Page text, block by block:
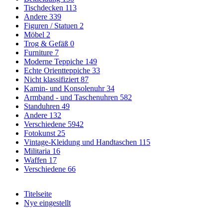
Tischdecken 113
Andere 339
Figuren / Statuen 2
Möbel 2
Trog & Gefäß 0
Furniture 7
Moderne Teppiche 149
Echte Orientteppiche 33
Nicht klassifiziert 87
Kamin- und Konsolenuhr34
Armband - und Taschenuhren 582
Standuhren 49
Andere 132
Verschiedene 5942
Fotokunst 25
Vintage-Kleidung und Handtaschen 115
Militaria 16
Waffen 17
Verschiedene 66
Titelseite
Nye eingestellt